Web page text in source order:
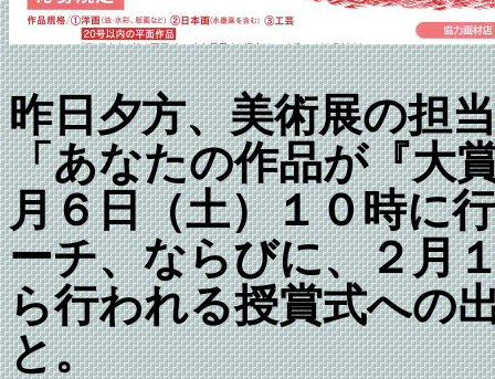
昨日夕方、美術展の担
「あなたの作品が『大
月６日（土）１０時に
ーチ、ならびに、２月
ら行われる授賞式への
と。